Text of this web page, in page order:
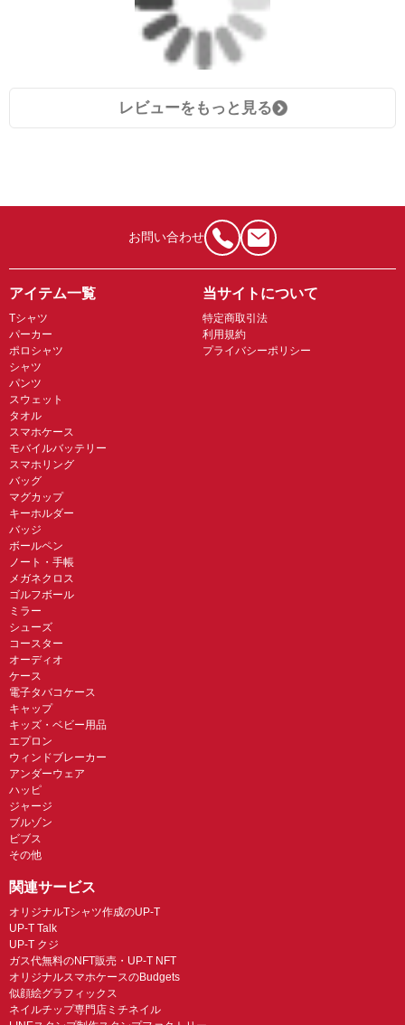
レビューをもっと見る
お問い合わせ
アイテム一覧
Tシャツ
パーカー
ポロシャツ
シャツ
パンツ
スウェット
タオル
スマホケース
モバイルバッテリー
スマホリング
バッグ
マグカップ
キーホルダー
バッジ
ボールペン
ノート・手帳
メガネクロス
ゴルフボール
ミラー
シューズ
コースター
オーディオ
ケース
電子タバコケース
キャップ
キッズ・ベビー用品
エプロン
ウィンドブレーカー
アンダーウェア
ハッピ
ジャージ
ブルゾン
ビブス
その他
当サイトについて
特定商取引法
利用規約
プライバシーポリシー
関連サービス
オリジナルTシャツ作成のUP-T
UP-T Talk
UP-T クジ
ガス代無料のNFT販売・UP-T NFT
オリジナルスマホケースのBudgets
似顔絵グラフィックス
ネイルチップ専門店ミチネイル